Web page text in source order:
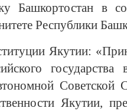
Башкортостан в
Республики
Якутии:
Советской
Якутии,